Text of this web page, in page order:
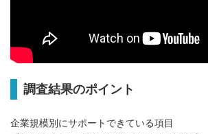
調査結果のポイント
企業規模別にサポートできている項目